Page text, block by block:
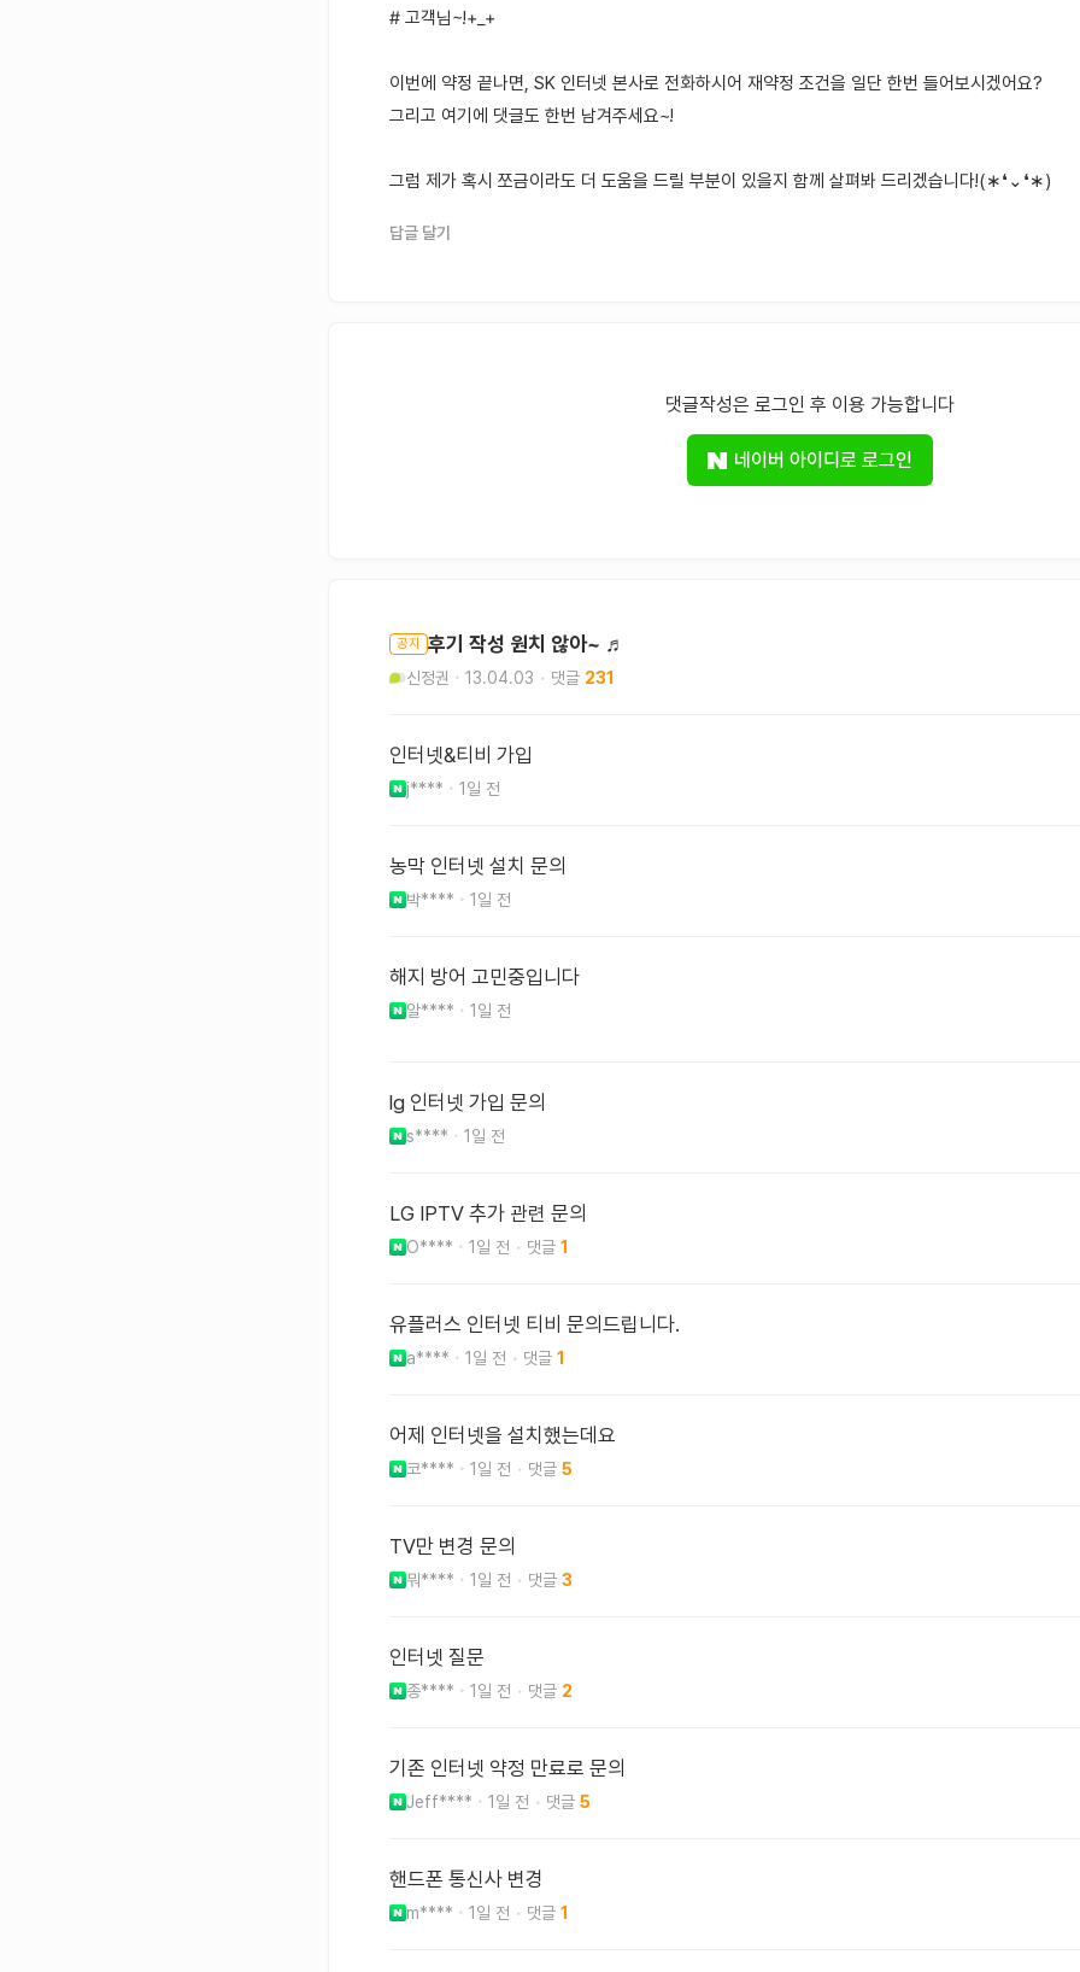
# 고객님~!+_+
이번에 약정 끝나면, SK 인터넷 본사로 전화하시어 재약정 조건을 일단 한번 들어보시겠어요?
그리고 여기에 댓글도 한번 남겨주세요~!
그럼 제가 혹시 쪼금이라도 더 도움을 드릴 부분이 있을지 함께 살펴봐 드리겠습니다!(∗❛⌄❛∗)
답글 달기
댓글작성은 로그인 후 이용 가능합니다
네이버 아이디로 로그인
공지 후기 작성 원치 않아~ ♬
신정권 13.04.03 231
인터넷&티비 가입
j**** 1일 전
농막 인터넷 설치 문의
박**** 1일 전
해지 방어 고민중입니다
알**** 1일 전
lg 인터넷 가입 문의
s**** 1일 전
LG IPTV 추가 관련 문의
O**** 1일 전 1
유플러스 인터넷 티비 문의드립니다.
a**** 1일 전 1
어제 인터넷을 설치했는데요
코**** 1일 전 5
TV만 변경 문의
뭐**** 1일 전 3
인터넷 질문
종**** 1일 전 2
기존 인터넷 약정 만료로 문의
Jeff**** 1일 전 5
핸드폰 통신사 변경
m**** 1일 전 1